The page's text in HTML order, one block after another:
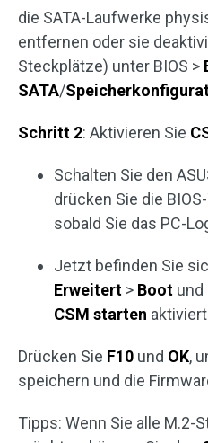
die SATA-Laufwerke
entfernen oder sie
Steckplätze) unter BIOS >
SATA/
Schritt 2: Aktivieren Sie
Schalten Sie den
drücken Sie die
sobald Sie das PC-
Jetzt befinden Sie
Erweitert > Boot und
CSM starten
Drücken Sie F10 und OK,
speichern und die
Tipps: Wenn Sie alle M.2-